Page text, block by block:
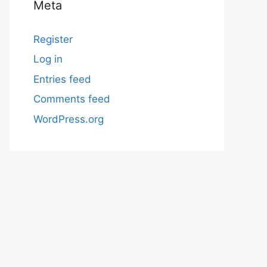
Meta
Register
Log in
Entries feed
Comments feed
WordPress.org